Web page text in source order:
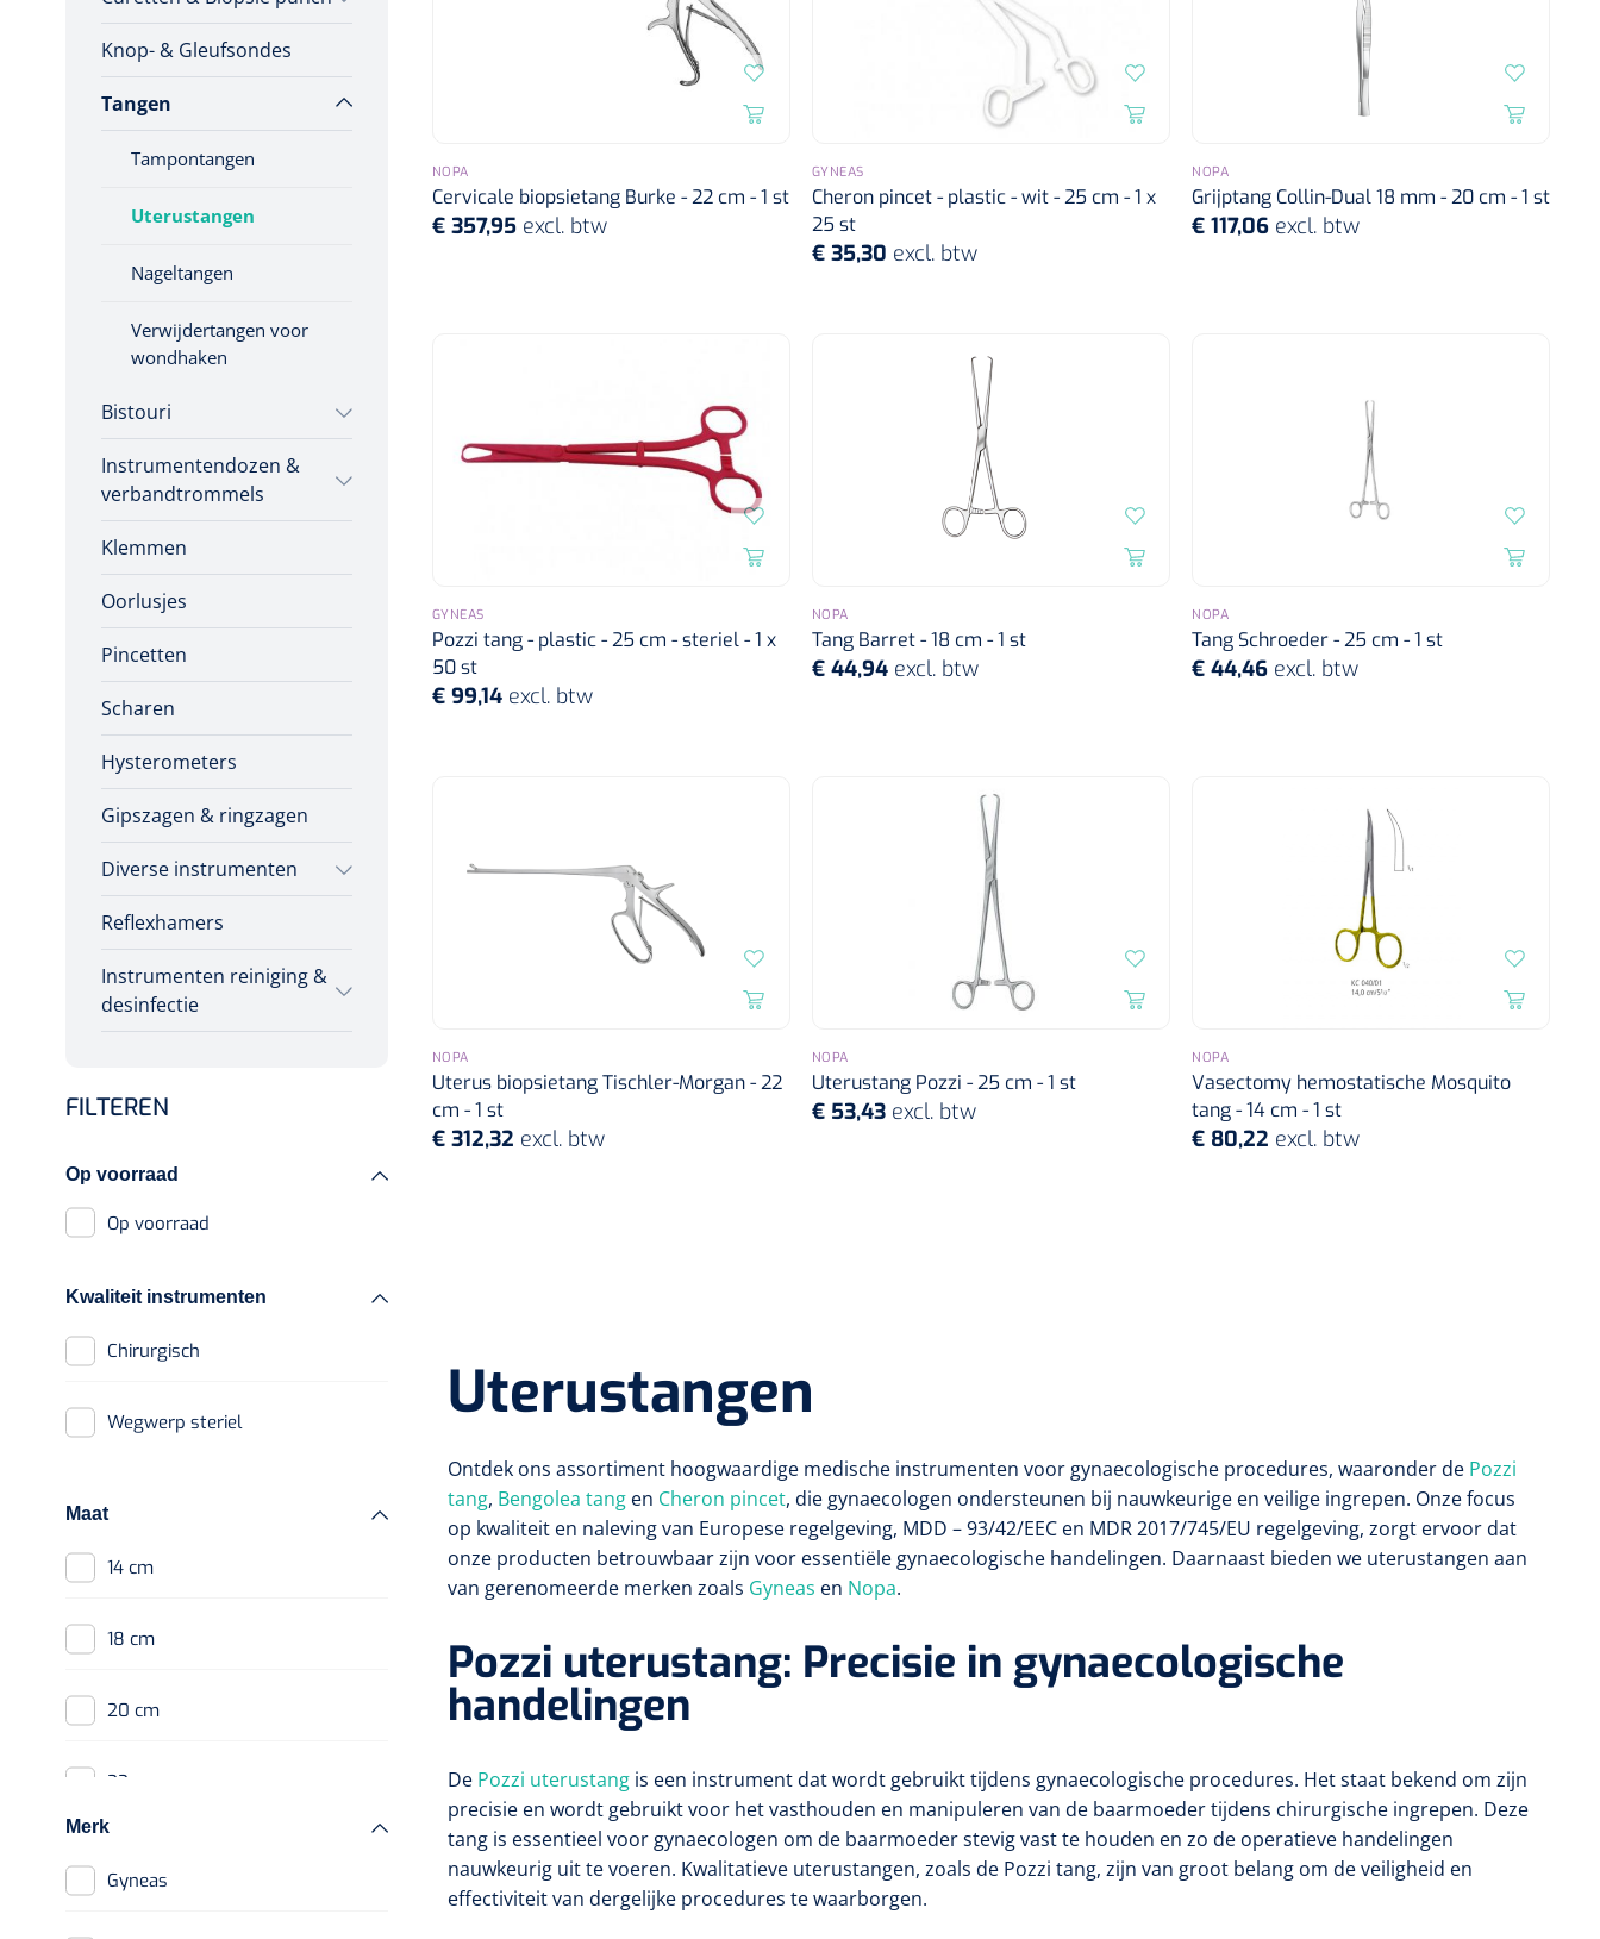
Incontinentiezorg
Injectiemateriaal
Infrastructuur
Wondzorg
Vaginale specula
Herbruikbare curetten
Wegwerp curetten
Biopsie punch
Knop- & Gleufsondes
Tangen
Tampontangen
Uterustangen
Nageltangen
Verwijdertangen voor
wondhaken
Bistouri
Bistourimesjes
Stitch cutters
Volledige bistouris
Instrumentendozen &
verbandtrommels
Verbandtrommels
Instrumentendozen
Klemmen
Oorlusjes
Pincetten
Scharen
Hysterometers
Gipszagen & ringzagen
Diverse instrumenten
Allerlei
Poliepentang
Stemvorken
Wondspreiders
Reflexhamers
Instrumenten reiniging &
desinfectie
Poupinel
Ultrasoon
Instrumentenreinigers
FILTEREN
Op voorraad
Op voorraad
Kwaliteit instrumenten
Chirurgisch
Wegwerp steriel
Maat
14 cm
18 cm
20 cm
22 cm
Merk
Gyneas
NOPA
Cervicale biopsietang Burke - 22 cm - 1 st
€ 357,95 excl. btw
GYNEAS
Cheron pincet - plastic - wit - 25 cm - 1 x
25 st
€ 35,30 excl. btw
NOPA
Grijptang Collin-Dual 18 mm - 20 cm - 1 st
€ 117,06 excl. btw
GYNEAS
Pozzi tang - plastic - 25 cm - steriel - 1 x
50 st
€ 99,14 excl. btw
NOPA
Tang Barret - 18 cm - 1 st
€ 44,94 excl. btw
NOPA
Tang Schroeder - 25 cm - 1 st
€ 44,46 excl. btw
NOPA
Uterus biopsietang Tischler-Morgan - 22
cm - 1 st
€ 312,32 excl. btw
NOPA
Uterustang Pozzi - 25 cm - 1 st
€ 53,43 excl. btw
NOPA
Vasectomy hemostatische Mosquito
tang - 14 cm - 1 st
€ 80,22 excl. btw
Uterustangen
Ontdek ons assortiment hoogwaardige medische instrumenten voor gynaecologische procedures, waaronder de Pozzi
tang, Bengolea tang en Cheron pincet, die gynaecologen ondersteunen bij nauwkeurige en veilige ingrepen. Onze focus
op kwaliteit en naleving van Europese regelgeving, MDD – 93/42/EEC en MDR 2017/745/EU regelgeving, zorgt ervoor dat
onze producten betrouwbaar zijn voor essentiële gynaecologische handelingen. Daarnaast bieden we uterustangen aan
van gerenomeerde merken zoals Gyneas en Nopa.
Pozzi uterustang: Precisie in gynaecologische
handelingen
De Pozzi uterustang is een instrument dat wordt gebruikt tijdens gynaecologische procedures. Het staat bekend om zijn
precisie en wordt gebruikt voor het vasthouden en manipuleren van de baarmoeder tijdens chirurgische ingrepen. Deze
tang is essentieel voor gynaecologen om de baarmoeder stevig vast te houden en zo de operatieve handelingen
nauwkeurig uit te voeren. Kwalitatieve uterustangen, zoals de Pozzi tang, zijn van groot belang om de veiligheid en
effectiviteit van dergelijke procedures te waarborgen.